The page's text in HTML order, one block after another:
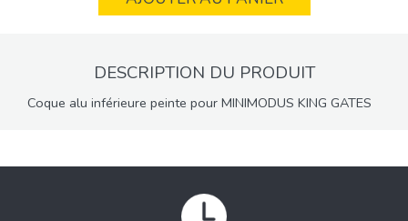
DESCRIPTION DU PRODUIT
Coque alu inférieure peinte pour MINIMODUS KING GATES